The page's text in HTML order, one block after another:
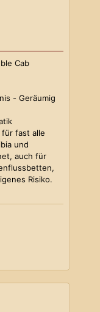
Cab
- Geräumig
fast alle
und
auch für
Risiko.